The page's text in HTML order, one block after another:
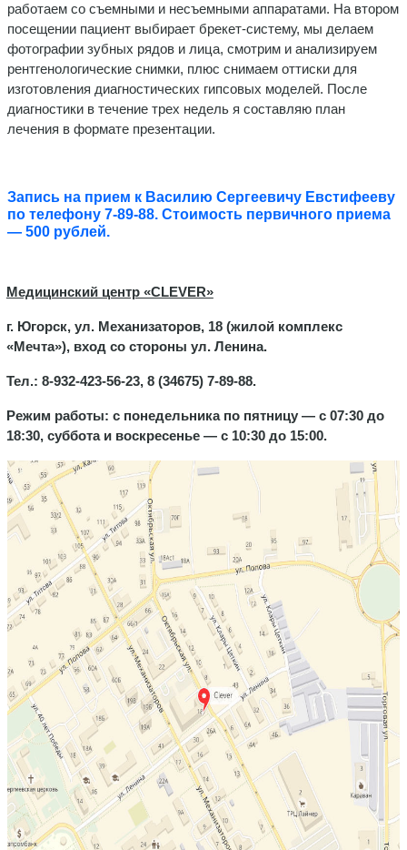
работаем со съемными и несъемными аппаратами. На втором
посещении пациент выбирает брекет-систему, мы делаем
фотографии зубных рядов и лица, смотрим и анализируем
рентгенологические снимки, плюс снимаем оттиски для
изготовления диагностических гипсовых моделей. После
диагностики в течение трех недель я составляю план
лечения в формате презентации.
Запись на прием к Василию Сергеевичу Евстифееву
по телефону 7-89-88. Стоимость первичного приема
— 500 рублей.
Медицинский центр «CLEVER»
г. Югорск, ул. Механизаторов, 18 (жилой комплекс
«Мечта»), вход со стороны ул. Ленина.
Тел.: 8-932-423-56-23, 8 (34675) 7-89-88.
Режим работы: с понедельника по пятницу — с 07:30 до
18:30, суббота и воскресенье — с 10:30 до 15:00.